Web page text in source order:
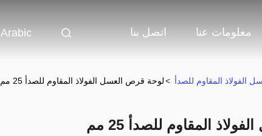
معلومات عنا اتصل بنا Arabic
الفولاذ المقاوم للصدأ >لوحة قرص العسل الفولاذ المقاوم للصدأ 25 مم
المقاوم للصدأ 25 مم